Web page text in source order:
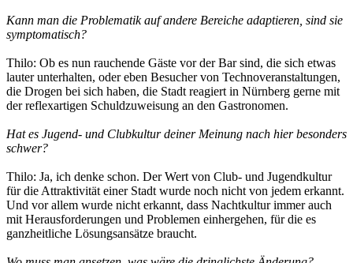
Kann man die Problematik auf andere Bereiche adaptieren, sind sie
symptomatisch?
Thilo: Ob es nun rauchende Gäste vor der Bar sind, die sich etwas
lauter unterhalten, oder eben Besucher von Technoveranstaltungen,
die Drogen bei sich haben, die Stadt reagiert in Nürnberg gerne mit
der reflexartigen Schuldzuweisung an den Gastronomen.
Hat es Jugend- und Clubkultur deiner Meinung nach hier besonders
schwer?
Thilo: Ja, ich denke schon. Der Wert von Club- und Jugendkultur
für die Attraktivität einer Stadt wurde noch nicht von jedem erkannt.
Und vor allem wurde nicht erkannt, dass Nachtkultur immer auch
mit Herausforderungen und Problemen einhergehen, für die es
ganzheitliche Lösungsansätze braucht.